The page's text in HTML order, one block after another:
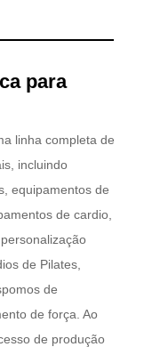
para
linha completa de
incluindo
equipamentos de
de cardio,
de Pilates,
de
de força. Ao
de produção